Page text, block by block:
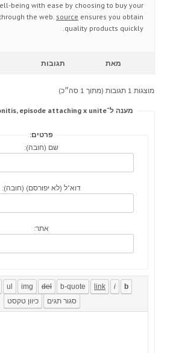
being with ease by choosing to buy your
the web. source ensures you obtain
quality products quickly.
מאת תגובות
מוצגות 1 תגובות (מתוך 1 סה״כ)
מענה ל־Cortisol peritonitis, episode attaching x unite.
פרטים:
שם (חובה):
דוא"ל (לא יפורסם) (חובה):
אתר: